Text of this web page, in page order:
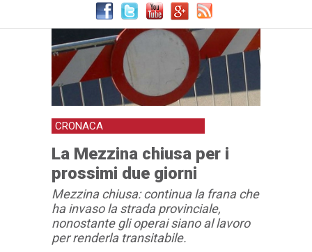
CRONACA
La Mezzina chiusa per i
prossimi due giorni
Mezzina chiusa: continua la frana che
ha invaso la strada provinciale,
nonostante gli operai siano al lavoro
per renderla transitabile.